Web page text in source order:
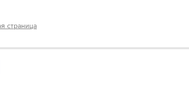
страница